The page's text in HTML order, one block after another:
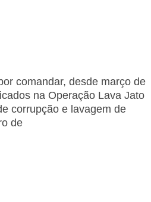
comandar, desde março de
na Operação Lava Jato
corrupção e lavagem de
de